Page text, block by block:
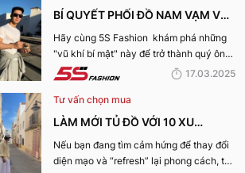
BÍ QUYẾT PHỐI ĐỒ NAM VẠM VỠ
ĐẸP, THU HÚT PHÁI NỮ
Hãy cùng 5S Fashion khám phá những
"vũ khí bí mật" này để trở thành quý ông
thu hút nhờ “tận dụng” triệt để những ưu
nhé:
17.03.2025
Tư vấn chọn mua
LÀM MỚI TỦ ĐỒ VỚI 10 XU
HƯỚNG THỜI TRANG HOT NHẤT
MÙA HÈ 2025
Nếu bạn đang tìm cảm hứng để thay đổi
diện mạo và “refresh” lại phong cách, thì